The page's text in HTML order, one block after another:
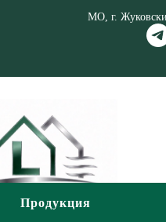
МО, г.
Продукция